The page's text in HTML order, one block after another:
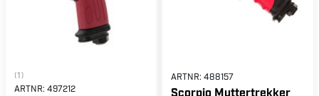
(1)
ARTNR: 497212
ARTNR: 488157
Scorpio Muttertrekker